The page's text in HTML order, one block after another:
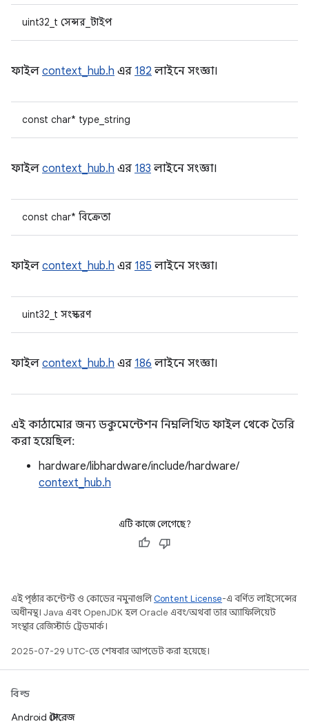
uint32_t সেন্সর_টাইপ
ফাইল context_hub.h এর 182 লাইনে সংজ্ঞা।
const char* type_string
ফাইল context_hub.h এর 183 লাইনে সংজ্ঞা।
const char* বিক্রেতা
ফাইল context_hub.h এর 185 লাইনে সংজ্ঞা।
uint32_t সংস্করণ
ফাইল context_hub.h এর 186 লাইনে সংজ্ঞা।
এই কাঠামোর জন্য ডকুমেন্টেশন নিম্নলিখিত ফাইল থেকে তৈরি
করা হয়েছিল:
hardware/libhardware/include/hardware/
context_hub.h
এটি কাজে লেগেছে?
এই পৃষ্ঠার কন্টেন্ট ও কোডের নমুনাগুলিContent License-এ বর্ণিত লাইসেন্সের
অধীনস্থ। Java এবং OpenJDK হল Oracle এবং/অথবা তার অ্যাফিলিয়েট
সংস্থার রেজিস্টার্ড ট্রেডমার্ক।
2025-07-29 UTC-তে শেষবার আপডেট করা হয়েছে।
বিল্ড
Android স্টোরেজ